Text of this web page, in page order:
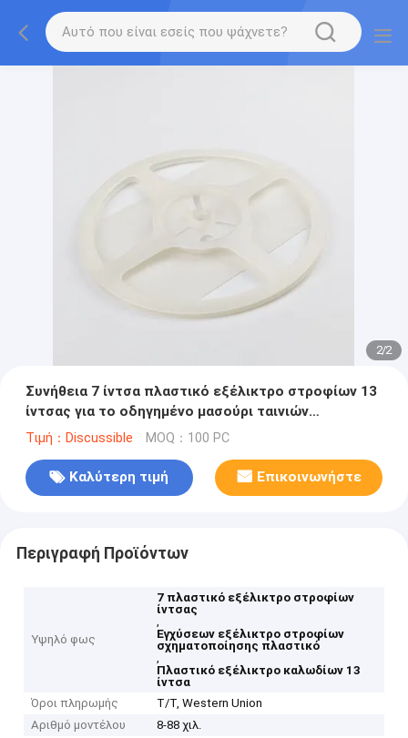
2/2
Συνήθεια 7 ίντσα πλαστικό εξέλικτρο στροφίων 13
ίντσας για το οδηγημένο μασούρι ταινιών
μεταφορέων Smd
Τιμή：Discussible MOQ：100 PC
Καλύτερη τιμή Επικοινωνήστε
Περιγραφή Προϊόντων
Υψηλό φως
7 πλαστικό εξέλικτρο στροφίων
ίντσας
,
Εγχύσεων εξέλικτρο στροφίων
σχηματοποίησης πλαστικό
,
Πλαστικό εξέλικτρο καλωδίων 13
ίντσα
Όροι πληρωμής
T/T, Western Union
Αριθμό μοντέλου
8-88 χιλ.